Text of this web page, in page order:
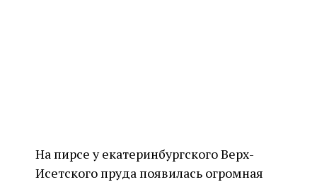
На пирсе у екатеринбургского Верх-
Исетского пруда появилась огромная